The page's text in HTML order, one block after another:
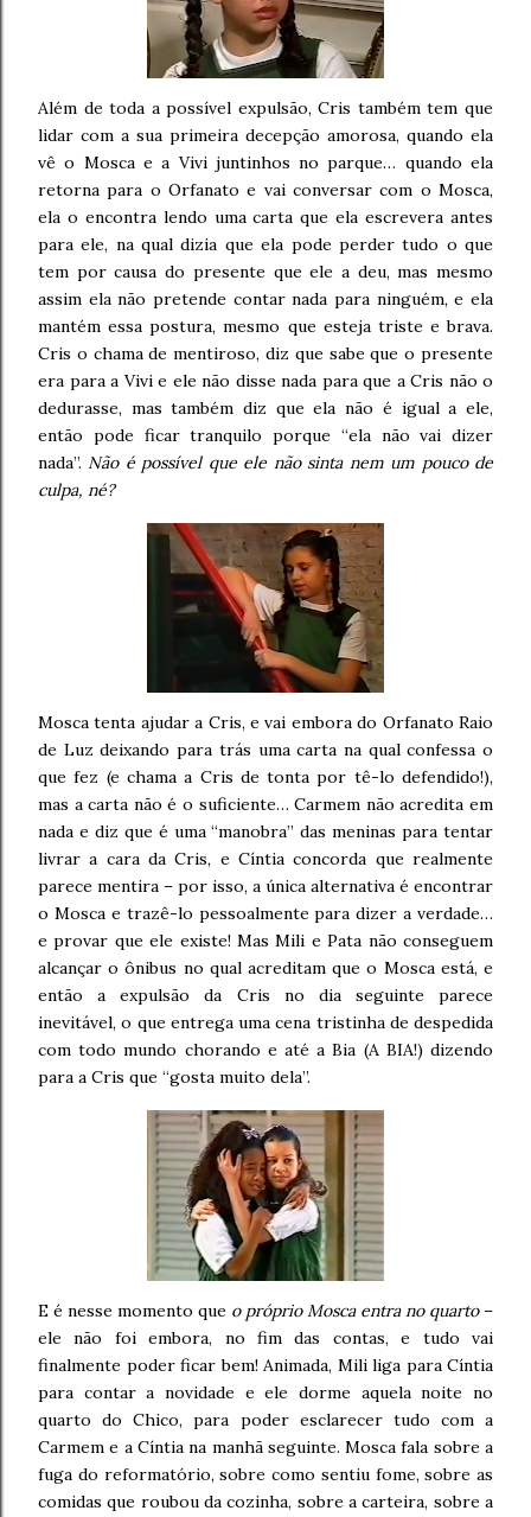
Além de toda a possível expulsão, Cris também tem que
lidar com a sua primeira decepção amorosa, quando ela
vê o Mosca e a Vivi juntinhos no parque… quando ela
retorna para o Orfanato e vai conversar com o Mosca,
ela o encontra lendo uma carta que ela escrevera antes
para ele, na qual dizia que ela pode perder tudo o que
tem por causa do presente que ele a deu, mas mesmo
assim ela não pretende contar nada para ninguém, e ela
mantém essa postura, mesmo que esteja triste e brava.
Cris o chama de mentiroso, diz que sabe que o presente
era para a Vivi e ele não disse nada para que a Cris não o
dedurasse, mas também diz que ela não é igual a ele,
então pode ficar tranquilo porque “ela não vai dizer
nada”. Não é possível que ele não sinta nem um pouco de
culpa, né?
Mosca tenta ajudar a Cris, e vai embora do Orfanato Raio
de Luz deixando para trás uma carta na qual confessa o
que fez (e chama a Cris de tonta por tê-lo defendido!),
mas a carta não é o suficiente… Carmem não acredita em
nada e diz que é uma “manobra” das meninas para tentar
livrar a cara da Cris, e Cíntia concorda que realmente
parece mentira – por isso, a única alternativa é encontrar
o Mosca e trazê-lo pessoalmente para dizer a verdade…
e provar que ele existe! Mas Mili e Pata não conseguem
alcançar o ônibus no qual acreditam que o Mosca está, e
então a expulsão da Cris no dia seguinte parece
inevitável, o que entrega uma cena tristinha de despedida
com todo mundo chorando e até a Bia (A BIA!) dizendo
para a Cris que “gosta muito dela”.
E é nesse momento que o próprio Mosca entra no quarto–
ele não foi embora, no fim das contas, e tudo vai
finalmente poder ficar bem! Animada, Mili liga para Cíntia
para contar a novidade e ele dorme aquela noite no
quarto do Chico, para poder esclarecer tudo com a
Carmem e a Cíntia na manhã seguinte. Mosca fala sobre a
fuga do reformatório, sobre como sentiu fome, sobre as
comidas que roubou da cozinha, sobre a carteira, sobre a